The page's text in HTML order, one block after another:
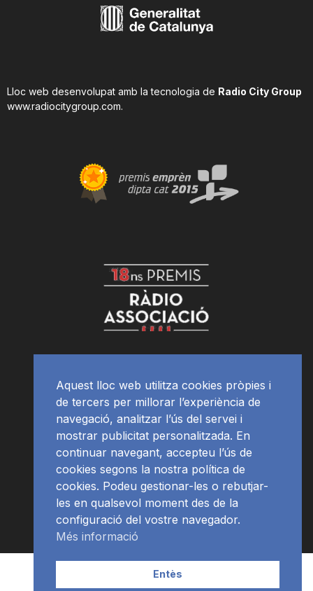
Lloc web desenvolupat amb la tecnologia de Radio City Group
www.radiocitygroup.com.
APP Programació
Aquest lloc web utilitza cookies pròpies i
de tercers per millorar l’experiència de
navegació, analitzar l’ús del servei i
mostrar publicitat personalitzada. En
continuar navegant, accepteu l’ús de
cookies segons la nostra política de
cookies. Podeu gestionar-les o rebutjar-
les en qualsevol moment des de la
configuració del vostre navegador.
Més informació
Entès